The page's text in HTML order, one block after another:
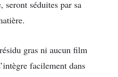
seront séduites par sa
gras ni aucun film
facilement dans